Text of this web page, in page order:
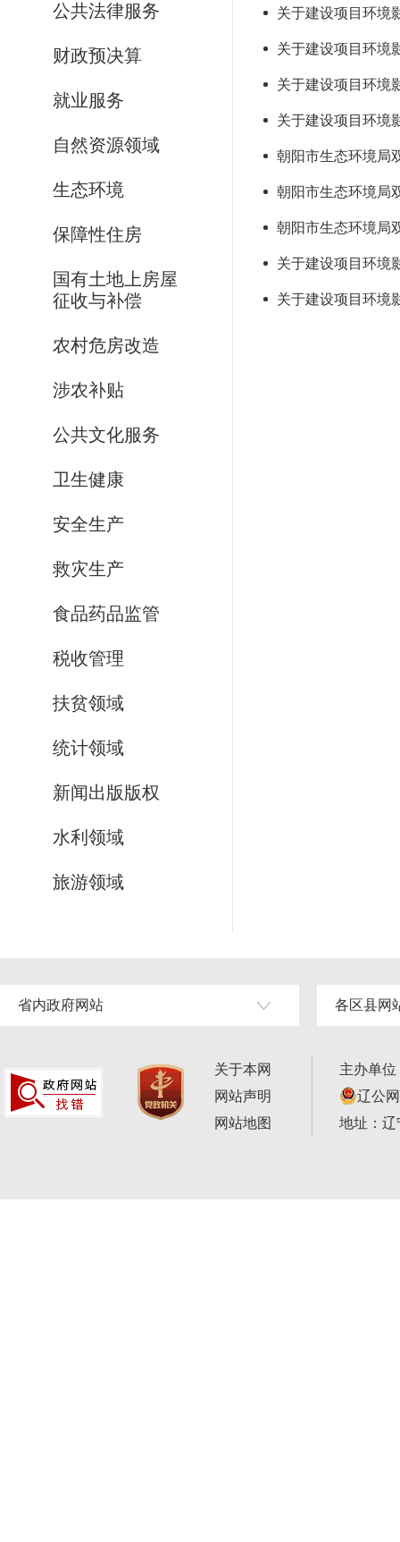
公共法律服务
财政预决算
就业服务
自然资源领域
生态环境
保障性住房
国有土地上房屋
征收与补偿
农村危房改造
涉农补贴
公共文化服务
卫生健康
安全生产
救灾生产
食品药品监管
税收管理
扶贫领域
统计领域
新闻出版版权
水利领域
旅游领域
关于建设项目环境
关于建设项目环境
关于建设项目环境
关于建设项目环境
朝阳市生态环境局
朝阳市生态环境局
朝阳市生态环境局
关于建设项目环境
关于建设项目环境
省内政府网站 各区县网
关于本网
网站声明
网站地图
主办单
辽公
地址：辽